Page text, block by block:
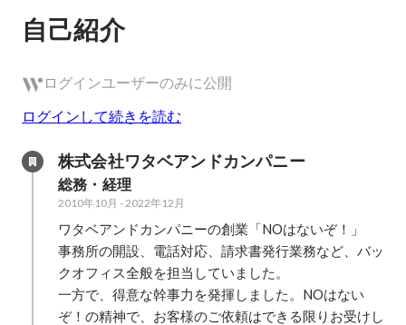
自己紹介
ログインユーザーのみに公開
ログインして続きを読む
株式会社ワタベアンドカンパニー
総務・経理
2010年10月 -2022年12月
ワタベアンドカンパニーの創業「NOはないぞ！」
事務所の開設、電話対応、請求書発行業務など、バッ
クオフィス全般を担当していました。
一方で、得意な幹事力を発揮しました。NOはない
ぞ！の精神で、お客様のご依頼はできる限りお受けし